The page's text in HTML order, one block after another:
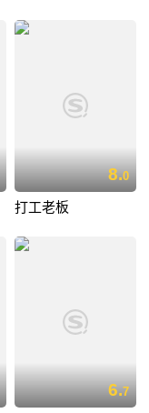
8.0
打工老板
6.7